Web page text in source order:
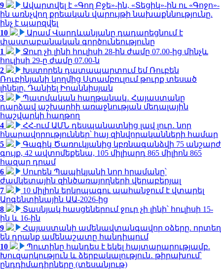
9
Ավարտվել է «Գող Բջե»-ին, «Տեցիկ»-ին ու «Գոջո»-
ին առնչվող քրեական վարույթի նախաքննությունը.
ինչ է պարզվել
10
Արամ Վարդևանյանը դադարեցնում է
փաստաբանական գործունեությունը
1
Ջուր չի լինի հուլիսի 28-ին ժամը 07.00-ից մինչև
հուլիսի 29-ը ժամը 07.00-ն
2
Խստորեն դատապարտում եմ Ռուբեն
Ռուբինյանի կողմից Ստամբուլում թուրք տեսած
լինելը. Դանիել Իոաննիսյան
3
Պատմական հաղթանակ․ Հայաստանը
դարձավ աշխարհի առաջնության մեդալային
հաշվարկի հաղթող
4
ՀՀ-ում ԱՄՆ դեսպանատնից լավ լուր․ նոր
հնարավորություններ՝ հայ զինվորականների համար
5
Գագիկ Ծառուկյանից կբռնագանձվի 75 անշարժ
գույք, 42 ավտոմեքենա, 105 միլիարդ 865 միլիոն 865
հազար դրամ
6
Սուրեն Պապիկյանի նոր հրամանը՝
ժամկետային զինծառայողների վերաբերյալ
7
10 միլիոն երկրպագու պահանջում է վտարել
Արգենտինային ԱԱ-2026-ից
8
Տասնյակ հասցեներում ջուր չի լինի՝ հուլիսի 15-
ին և 16-ին
9
Հայաստանի ամենավտանգավոր օձերը. որտեղ
են դրանք ամենաշատը հանդիպում
10
Պուտինը հանդես է եկել հայտարարությամբ.
Խուզարկություն և ձերբակալություն․ թիրախում՝
ընդդիմադիրները (տեսանյութ)